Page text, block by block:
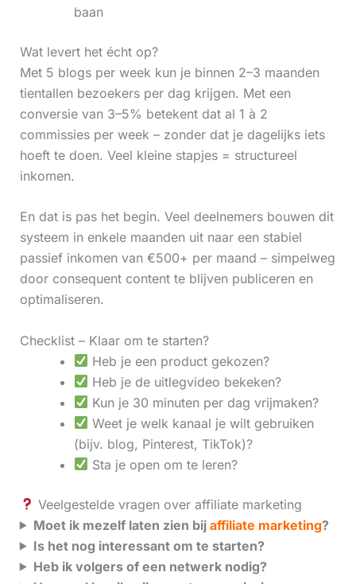
baan
Wat levert het écht op?
Met 5 blogs per week kun je binnen 2–3 maanden
tientallen bezoekers per dag krijgen. Met een
conversie van 3–5% betekent dat al 1 à 2
commissies per week – zonder dat je dagelijks iets
hoeft te doen. Veel kleine stapjes = structureel
inkomen.
En dat is pas het begin. Veel deelnemers bouwen dit
systeem in enkele maanden uit naar een stabiel
passief inkomen van €500+ per maand – simpelweg
door consequent content te blijven publiceren en
optimaliseren.
Checklist – Klaar om te starten?
Heb je een product gekozen?
Heb je de uitlegvideo bekeken?
Kun je 30 minuten per dag vrijmaken?
Weet je welk kanaal je wilt gebruiken
(bijv. blog, Pinterest, TikTok)?
Sta je open om te leren?
Veelgestelde vragen over affiliate marketing
Moet ik mezelf laten zien bij affiliate marketing?
Is het nog interessant om te starten?
Heb ik volgers of een netwerk nodig?